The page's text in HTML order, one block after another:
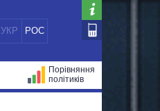
УКР РОС
Порівняння
політиків